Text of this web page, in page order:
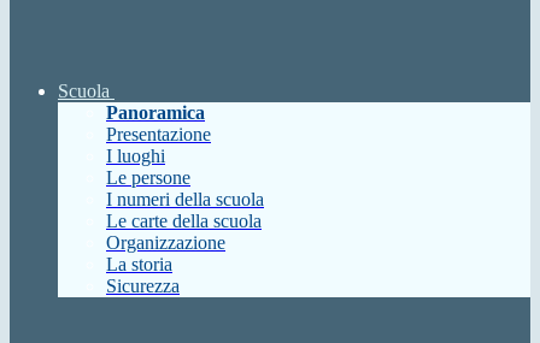
Scuola
Panoramica
Presentazione
I luoghi
Le persone
I numeri della scuola
Le carte della scuola
Organizzazione
La storia
Sicurezza